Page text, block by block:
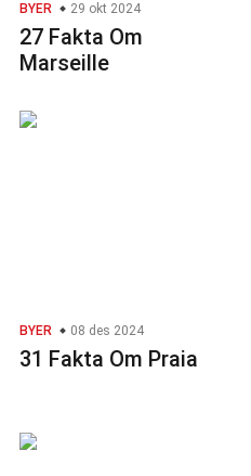
BYER 29 okt 2024
27 Fakta Om
Marseille
BYER 08 des 2024
31 Fakta Om Praia